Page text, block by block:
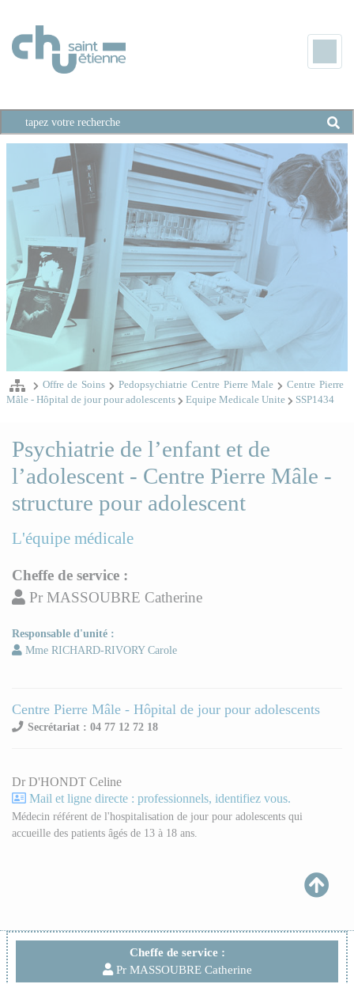
Offre de Soins Pedopsychiatrie Centre Pierre Male
Centre Pierre
Mâle - Hôpital de jour pour adolescents
Equipe Medicale Unite SSP1434
Cheffe de service :
Pr MASSOUBRE Catherine
Psychiatrie de l’enfant et de
l’adolescent - Centre Pierre Mâle -
structure pour adolescent
L'équipe médicale
Cheffe de service :
Pr MASSOUBRE Catherine
Responsable d'unité :
Mme RICHARD-RIVORY Carole
Centre Pierre Mâle - Hôpital de jour pour adolescents
Secrétariat : 04 77 12 72 18
Dr D'HONDT Celine
Mail et ligne directe : professionnels, identifiez vous.
Médecin référent de l'hospitalisation de jour pour adolescents qui
accueille des patients âgés de 13 à 18 ans.